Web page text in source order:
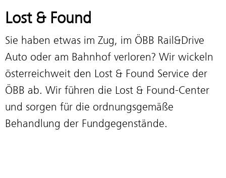
Lost & Found
Sie haben etwas im Zug, im ÖBB Rail&Drive
Auto oder am Bahnhof verloren? Wir wickeln
österreichweit den Lost & Found Service der
ÖBB ab. Wir führen die Lost & Found-Center
und sorgen für die ordnungsgemäße
Behandlung der Fundgegenstände.